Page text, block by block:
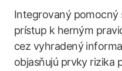
Integrovaný pomocný
prístup k herným
cez vyhradený
objasňujú prvky rizika